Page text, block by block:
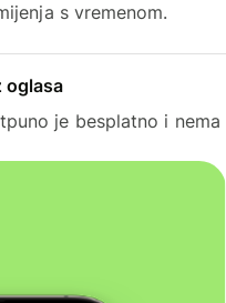
s vremenom.
oglasa
je besplatno i nema